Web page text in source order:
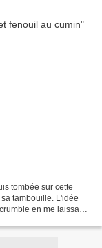
tombée sur cette
tambouille. L'idée
en me laissant